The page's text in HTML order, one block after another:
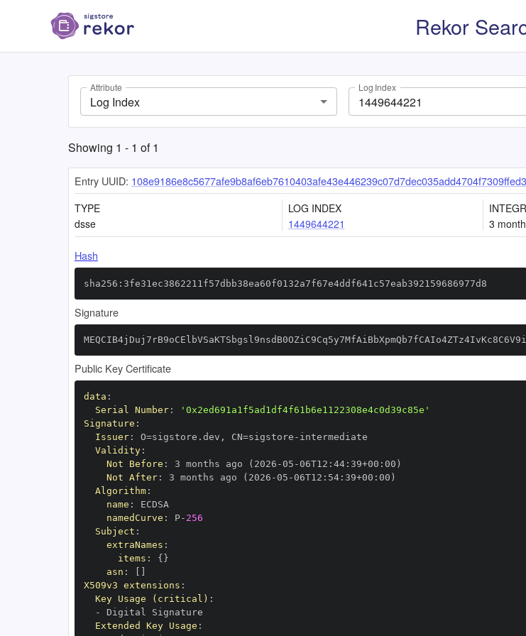
Rekor
Attribute
Log Index
Log Index
Showing 1 - 1 of1
Entry UUID:
TYPE
dsse
LOG INDEX
1449644221
3
Hash
sha256:3fe31ec3862211f57dbb38ea60f0132a7f67e4ddf641c57eab392159686977d8
Signature
Public Key Certificate
data :
Serial Number:
'0x2ed691a1f5ad1df4f61b6e1122308e4c0d39c85e'
Signature :
Issuer: O=sigstore.dev , CN=sigstore -
Validity:
Not Before : 3 months ago (2026 -05 -06T12 : 44: 39+00 :
Not After: 3 months ago (2026 -05 -06T12 : 54: 39+00 :
Algorithm:
name :
namedCurve : P- 256
Subject :
extraNames :
items : { }
asn :
X509v3 extensions :
Key Usage (critical) :
-
Extended Key Usage :